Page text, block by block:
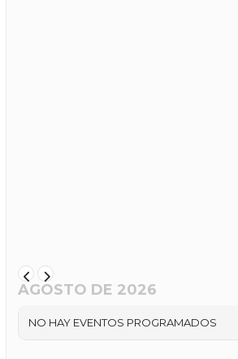
AGOSTO DE 2026
NO HAY EVENTOS PROGRAMADOS